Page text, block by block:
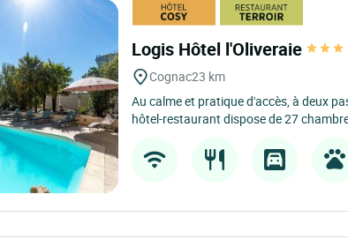
Logis Hôtel l'Oliveraie
Cognac23 km
Au calme et pratique d'accès, à deux
hôtel-restaurant dispose de 27